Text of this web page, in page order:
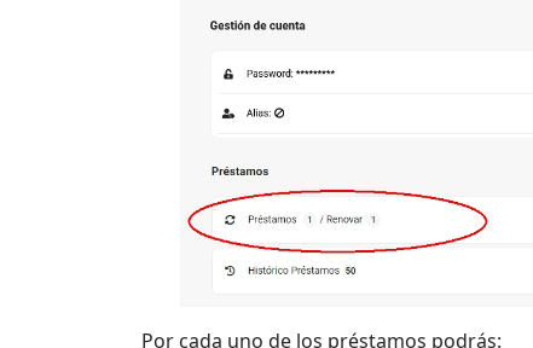
Por cada uno de los préstamos podrás: